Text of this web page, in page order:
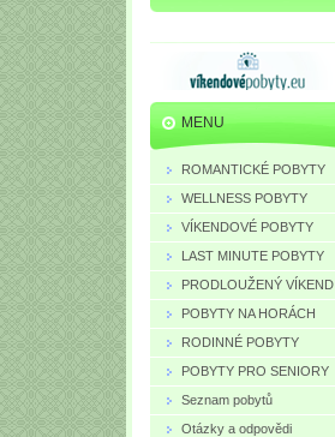
MENU
ROMANTICKÉ POBYTY
WELLNESS POBYTY
VÍKENDOVÉ POBYTY
LAST MINUTE POBYTY
PRODLOUŽENÝ VÍKEND
POBYTY NA HORÁCH
RODINNÉ POBYTY
POBYTY PRO SENIORY
Seznam pobytů
Otázky a odpovědi